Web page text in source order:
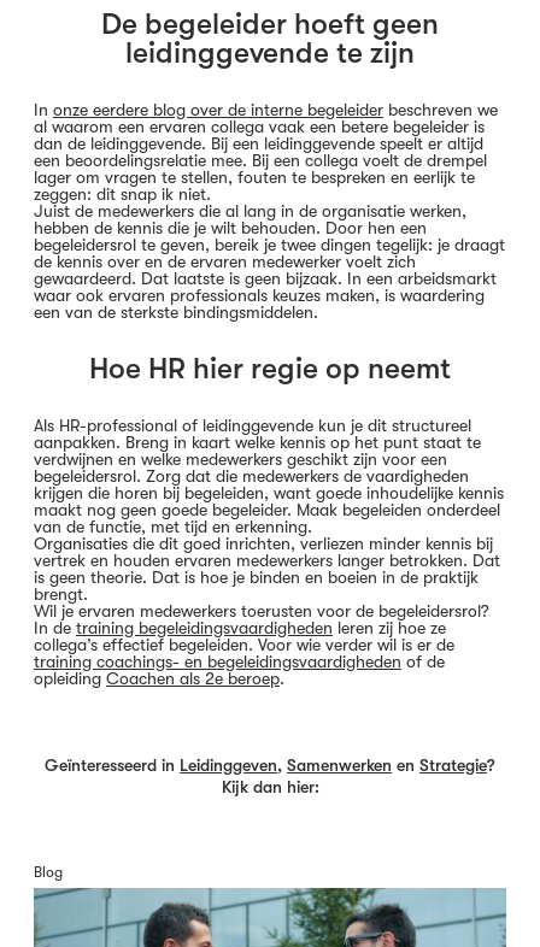
De begeleider hoeft geen
leidinggevende te zijn
In onze eerdere blog over de interne begeleider beschreven we
al waarom een ervaren collega vaak een betere begeleider is
dan de leidinggevende. Bij een leidinggevende speelt er altijd
een beoordelingsrelatie mee. Bij een collega voelt de drempel
lager om vragen te stellen, fouten te bespreken en eerlijk te
zeggen: dit snap ik niet.
Juist de medewerkers die al lang in de organisatie werken,
hebben de kennis die je wilt behouden. Door hen een
begeleidersrol te geven, bereik je twee dingen tegelijk: je draagt
de kennis over en de ervaren medewerker voelt zich
gewaardeerd. Dat laatste is geen bijzaak. In een arbeidsmarkt
waar ook ervaren professionals keuzes maken, is waardering
een van de sterkste bindingsmiddelen.
Hoe HR hier regie op neemt
Als HR-professional of leidinggevende kun je dit structureel
aanpakken. Breng in kaart welke kennis op het punt staat te
verdwijnen en welke medewerkers geschikt zijn voor een
begeleidersrol. Zorg dat die medewerkers de vaardigheden
krijgen die horen bij begeleiden, want goede inhoudelijke kennis
maakt nog geen goede begeleider. Maak begeleiden onderdeel
van de functie, met tijd en erkenning.
Organisaties die dit goed inrichten, verliezen minder kennis bij
vertrek en houden ervaren medewerkers langer betrokken. Dat
is geen theorie. Dat is hoe je binden en boeien in de praktijk
brengt.
Wil je ervaren medewerkers toerusten voor de begeleidersrol?
In de training begeleidingsvaardigheden leren zij hoe ze
collega’s effectief begeleiden. Voor wie verder wil is er de
training coachings- en begeleidingsvaardigheden of de
opleiding Coachen als 2e beroep.
Geïnteresseerd in Leidinggeven, Samenwerken en Strategie?
Kijk dan hier:
Blog